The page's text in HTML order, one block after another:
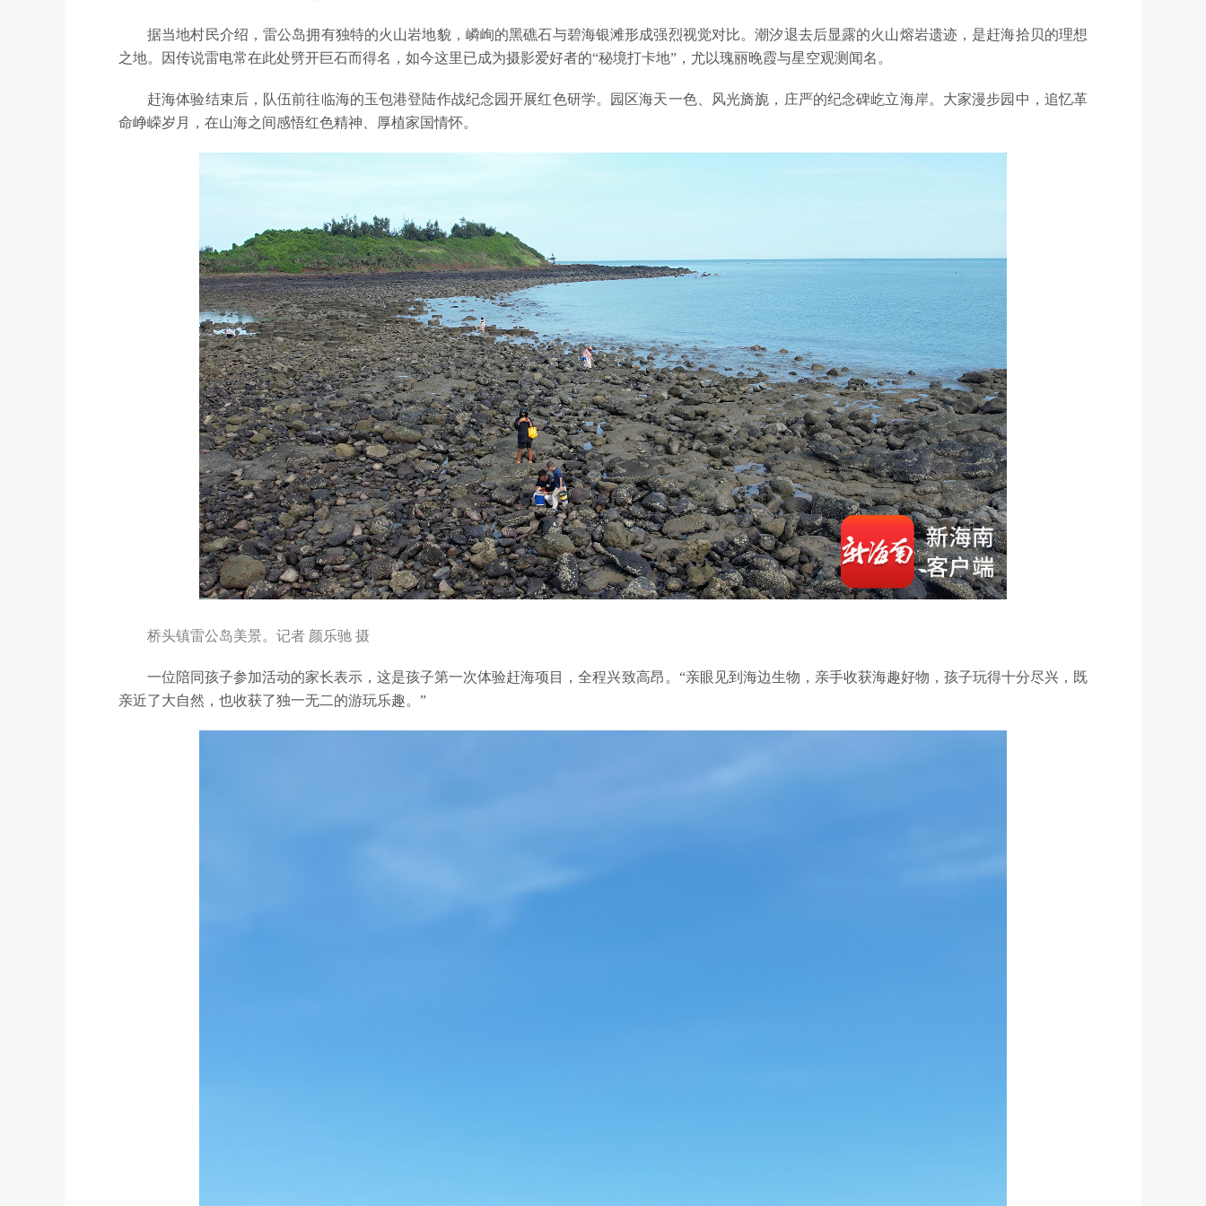
据当地村民介绍，雷公岛拥有独特的火山岩地貌，嶙峋的黑礁石与碧海银滩形成强烈视觉对比。潮汐退去后显露的火山熔岩遗迹，是赶海拾贝的理想
之地。因传说雷电常在此处劈开巨石而得名，如今这里已成为摄影爱好者的“秘境打卡地”，尤以瑰丽晚霞与星空观测闻名。
赶海体验结束后，队伍前往临海的玉包港登陆作战纪念园开展红色研学。园区海天一色、风光旖旎，庄严的纪念碑屹立海岸。大家漫步园中，追忆革
命峥嵘岁月，在山海之间感悟红色精神、厚植家国情怀。
桥头镇雷公岛美景。记者 颜乐驰 摄
一位陪同孩子参加活动的家长表示，这是孩子第一次体验赶海项目，全程兴致高昂。“亲眼见到海边生物，亲手收获海趣好物，孩子玩得十分尽兴，既
亲近了大自然，也收获了独一无二的游玩乐趣。”